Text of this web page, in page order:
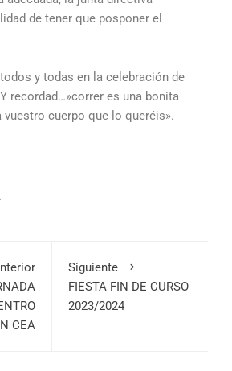
de tener que posponer el
y todas en la celebración de
recordad…»correr es una bonita
cuerpo que lo queréis».
CEA
Siguiente
FIESTA FIN DE CURSO
2023/2024